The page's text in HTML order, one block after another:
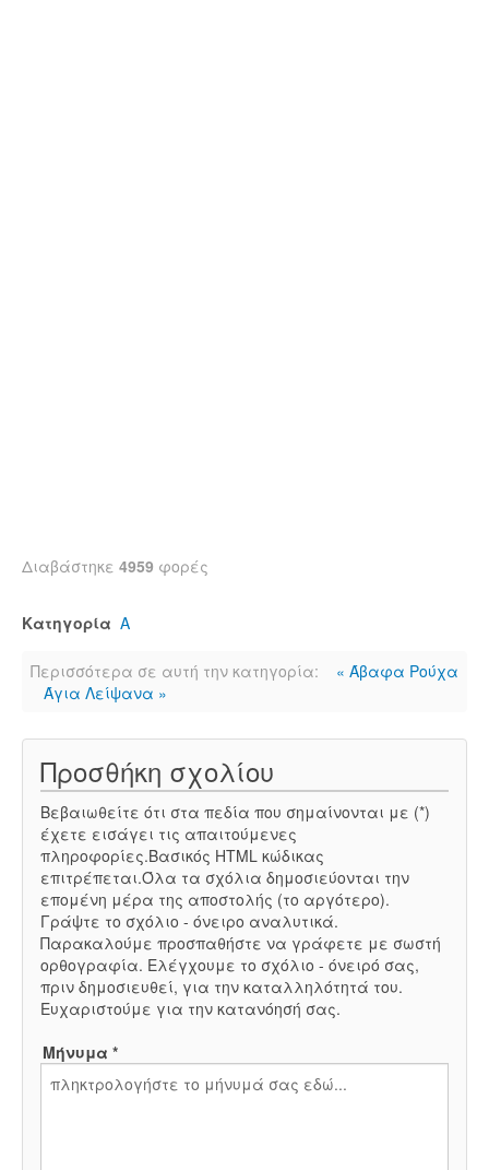
Διαβάστηκε 4959 φορές
Κατηγορία Α
Περισσότερα σε αυτή την κατηγορία:
« Άβαφα Ρούχα
Άγια Λείψανα »
Προσθήκη σχολίου
Βεβαιωθείτε ότι στα πεδία που σημαίνονται με (*)
έχετε εισάγει τις απαιτούμενες
πληροφορίες.Βασικός HTML κώδικας
επιτρέπεται.Όλα τα σχόλια δημοσιεύονται την
επομένη μέρα της αποστολής (το αργότερο).
Γράψτε το σχόλιο - όνειρο αναλυτικά.
Παρακαλούμε προσπαθήστε να γράφετε με σωστή
ορθογραφία. Ελέγχουμε το σχόλιο - όνειρό σας,
πριν δημοσιευθεί, για την καταλληλότητά του.
Ευχαριστούμε για την κατανόησή σας.
Μήνυμα *